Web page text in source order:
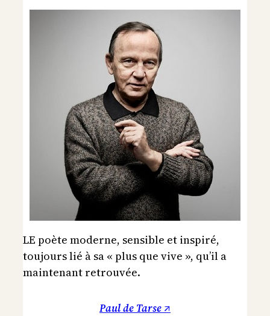
LE poète moderne, sensible et inspiré,
toujours lié à sa « plus que vive », qu’il a
maintenant retrouvée.
Paul de Tarse ↗